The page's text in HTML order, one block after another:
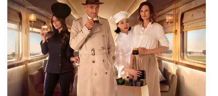
Oral-B
PAYBACK
Planted
PwC